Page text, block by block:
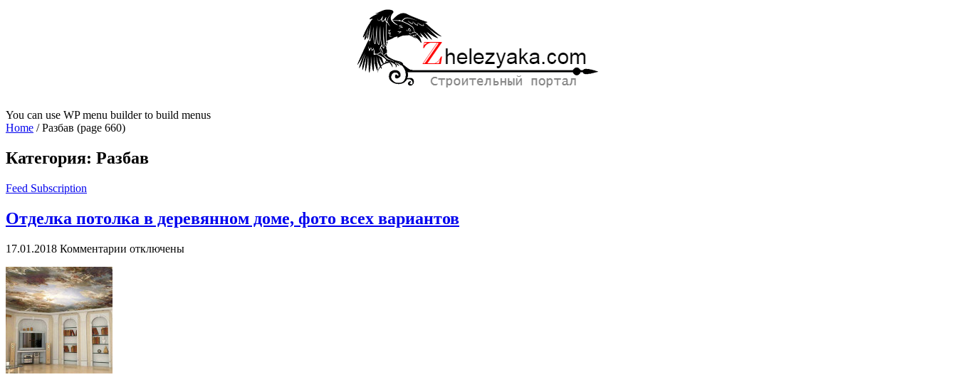
You can use WP menu builder to build menus
Home /Разбав (page 660)
Категория: Разбав
Feed Subscription
Отделка потолка в деревянном доме, фото всех вариантов
17.01.2018 Комментарии котключены